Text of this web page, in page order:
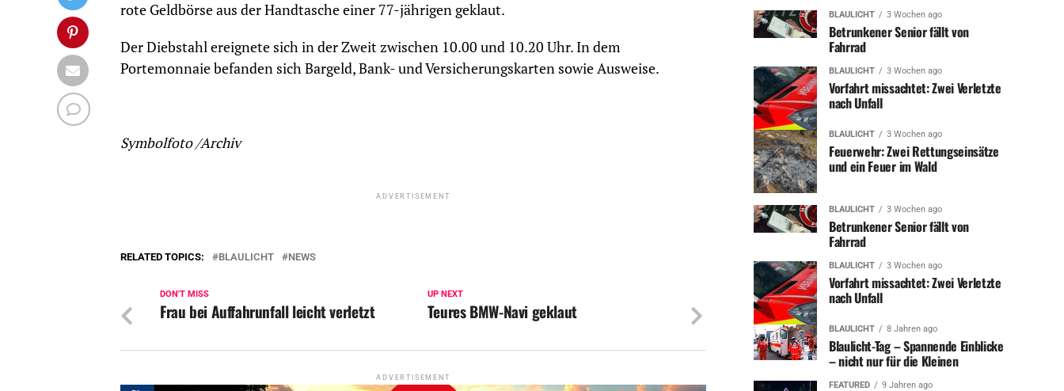
rote Geldbörse aus der Handtasche einer 77-jährigen geklaut.
Der Diebstahl ereignete sich in der Zweit zwischen 10.00 und 10.20 Uhr. In dem
Portemonnaie befanden sich Bargeld, Bank- und Versicherungskarten sowie Ausweise.
Symbolfoto /Archiv
ADVERTISEMENT
RELATED TOPICS: BLAULICHT NEWS
UP NEXT
Teures BMW-Navi geklaut
DON'T MISS
Frau bei Auffahrunfall leicht verletzt
ADVERTISEMENT
BLAULICHT 3 Wochen ago
Betrunkener Senior fällt von
Fahrrad
BLAULICHT 3 Wochen ago
Vorfahrt missachtet: Zwei Verletzte
nach Unfall
BLAULICHT 3 Wochen ago
Feuerwehr: Zwei Rettungseinsätze
und ein Feuer im Wald
BLAULICHT 3 Wochen ago
Betrunkener Senior fällt von
Fahrrad
BLAULICHT 3 Wochen ago
Vorfahrt missachtet: Zwei Verletzte
nach Unfall
BLAULICHT 8 Jahren ago
Blaulicht-Tag – Spannende Einblicke
– nicht nur für die Kleinen
FEATURED 9 Jahren ago